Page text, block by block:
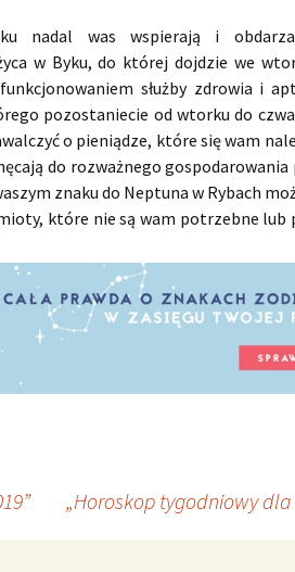
nadal was wspierają i
w Byku, do której dojdzie we
służby zdrowia i
pozostaniecie od wtorku do
o pieniądze, które się wam
do rozważnego
znaku do Neptuna w Rybach
które nie są wam potrzebne lub
„Horoskop tygodniowy